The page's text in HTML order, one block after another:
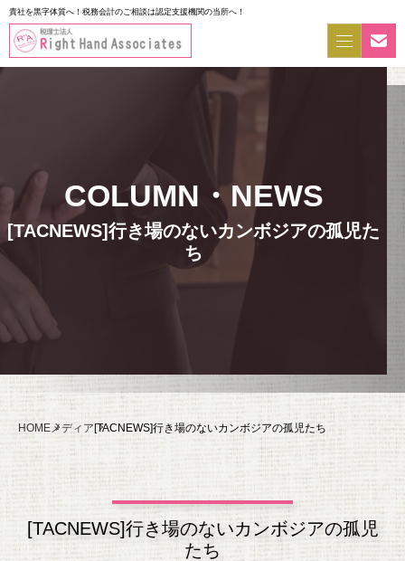
貴社を黒字体質へ！税務会計のご相談は認定支援機関の当所へ！
[TACNEWS]行き場のないカンボジアの孤児た
ち
HOME メディア[TACNEWS]行き場のないカンボジアの孤児たち
[TACNEWS]行き場のないカンボジアの孤児
たち